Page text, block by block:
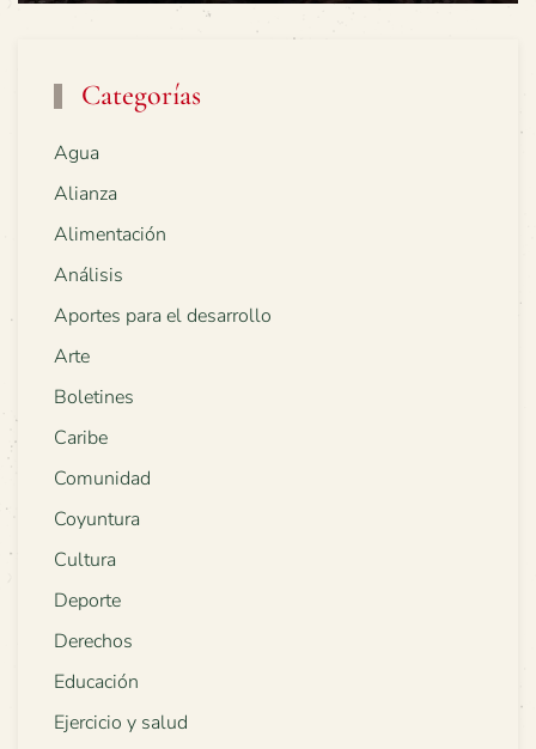
Categorías
Agua
Alianza
Alimentación
Análisis
Aportes para el desarrollo
Arte
Boletines
Caribe
Comunidad
Coyuntura
Cultura
Deporte
Derechos
Educación
Ejercicio y salud